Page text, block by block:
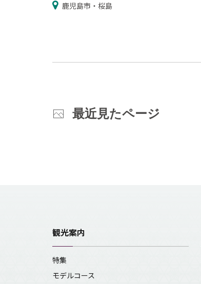
鹿児島市・桜島
最近見たページ
観光案内
特集
モデルコース